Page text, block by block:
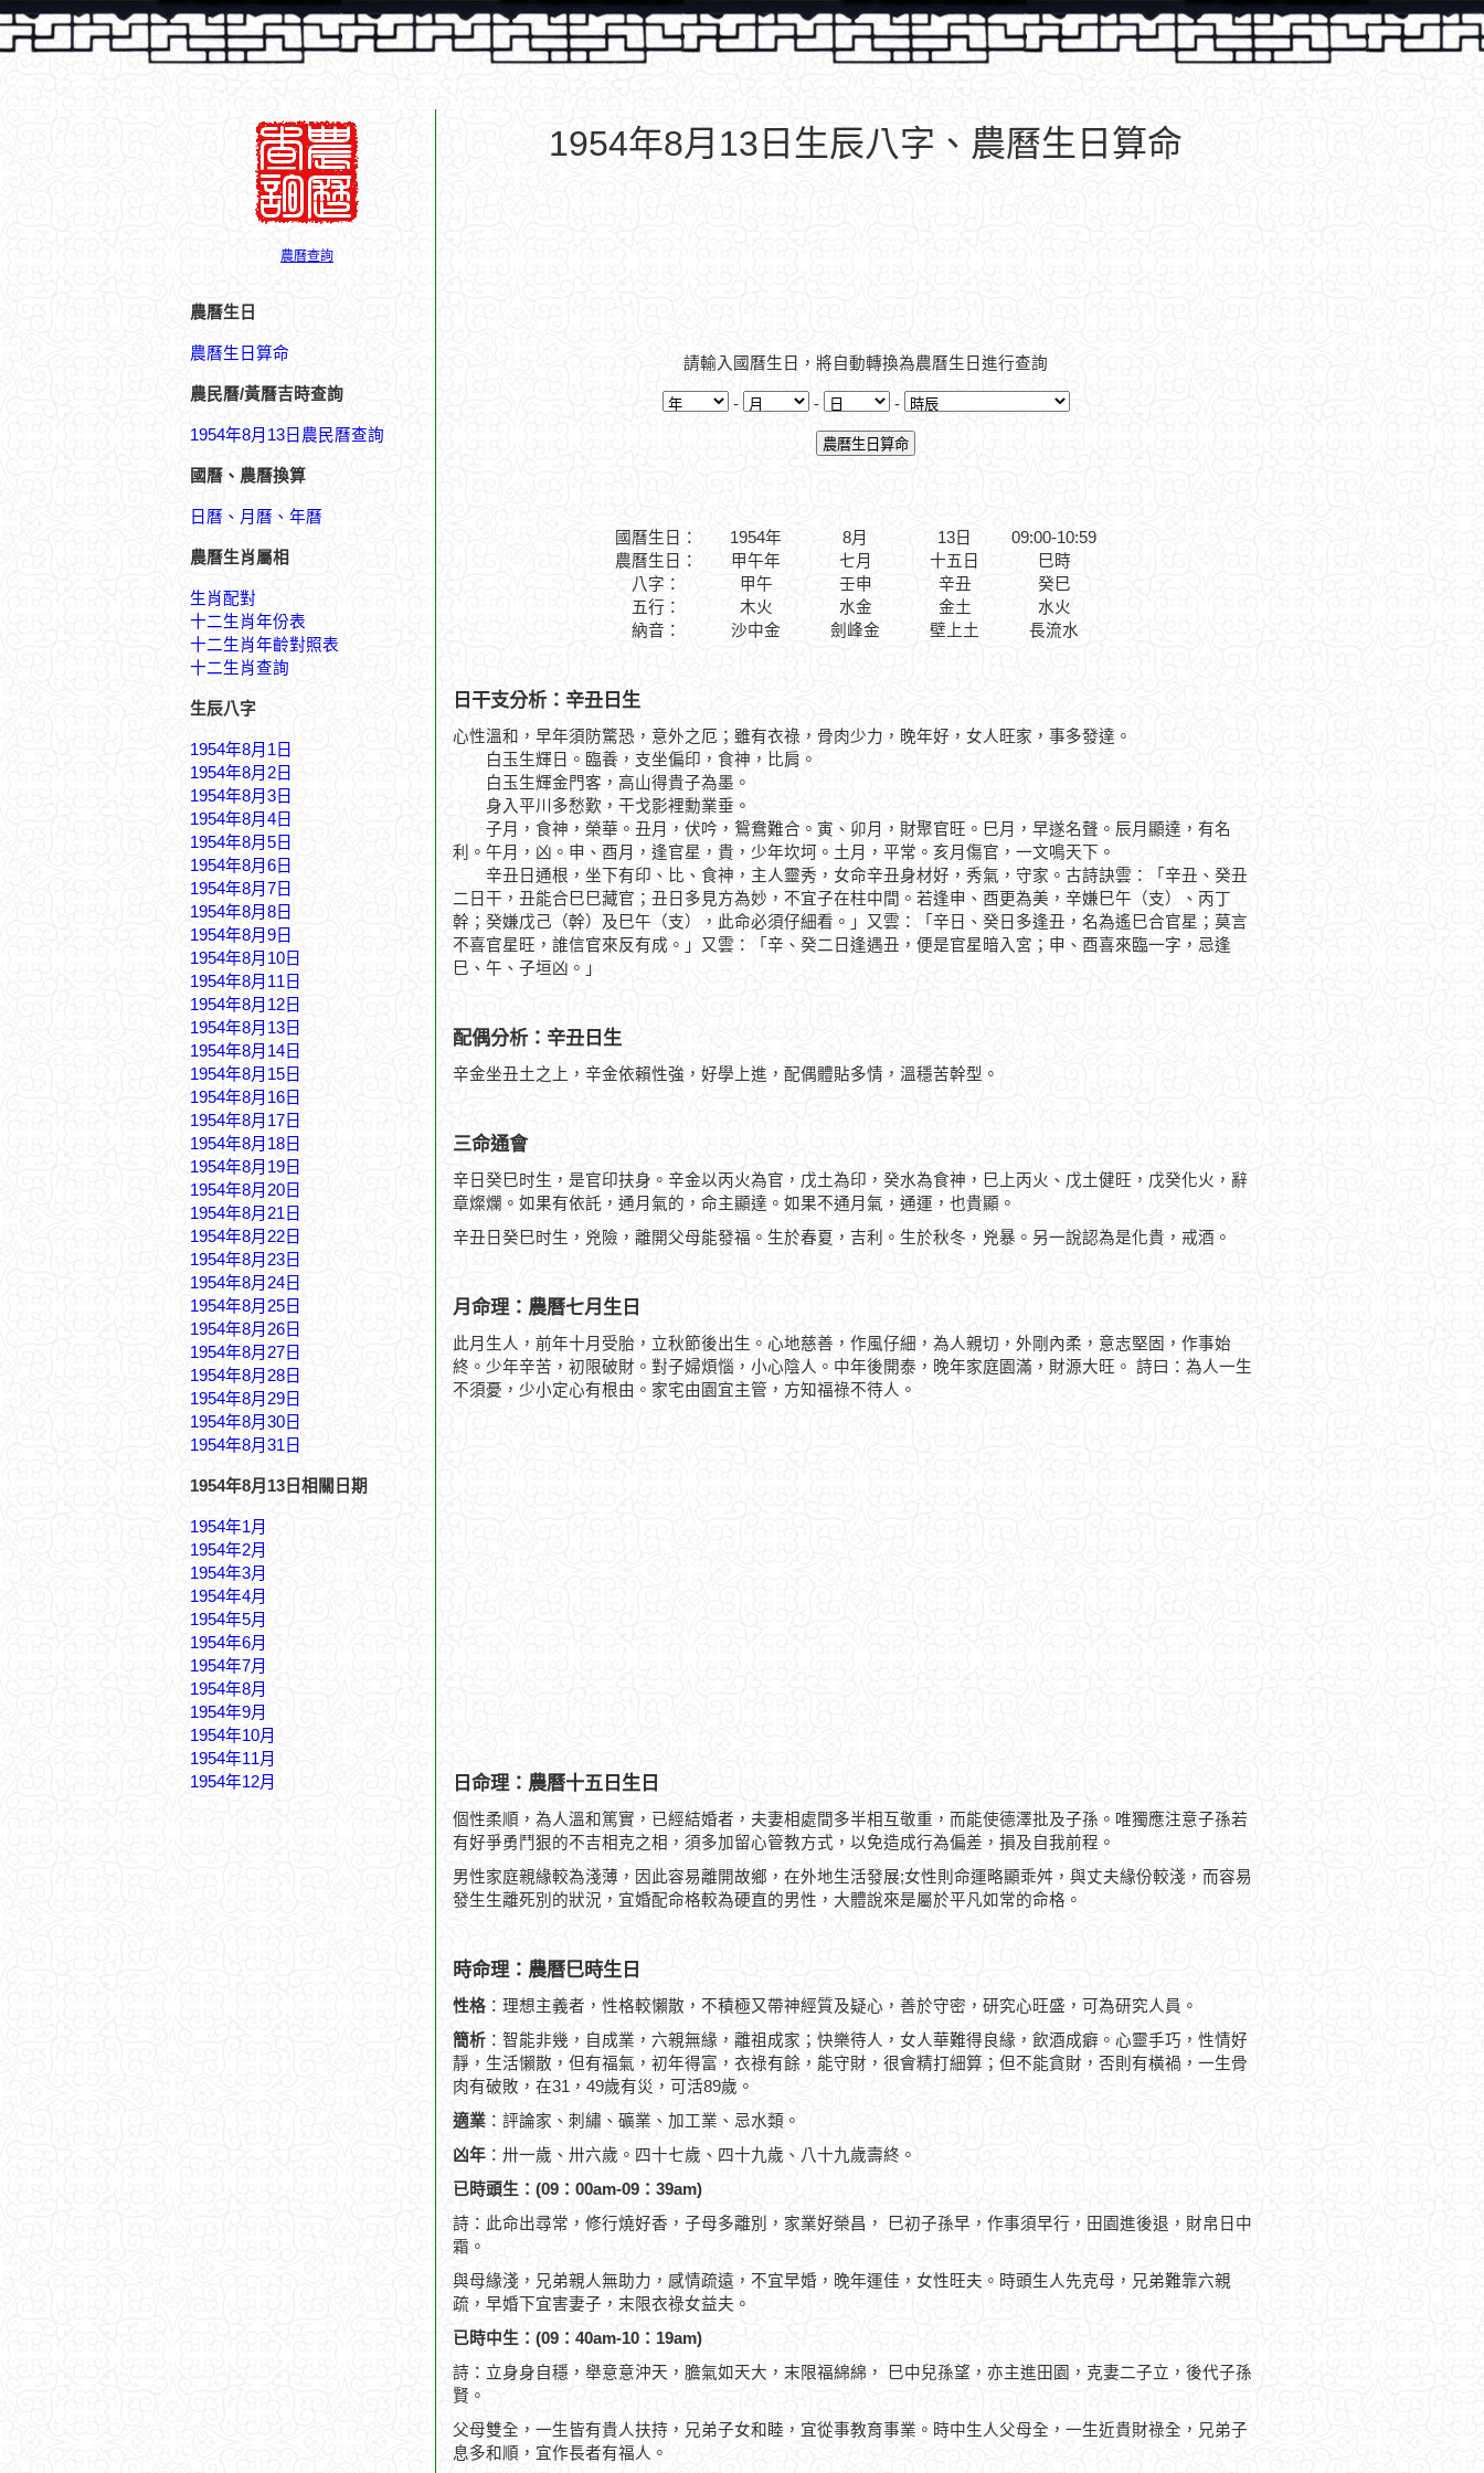
農曆查詢
農曆生日
農曆生日算命
農民曆/黃曆吉時查詢
1954年8月13日農民曆查詢
國曆、農曆換算
日曆、月曆、年曆
農曆生肖屬相
生肖配對
十二生肖年份表
十二生肖年齡對照表
十二生肖查詢
生辰八字
1954年8月1日
1954年8月2日
1954年8月3日
1954年8月4日
1954年8月5日
1954年8月6日
1954年8月7日
1954年8月8日
1954年8月9日
1954年8月10日
1954年8月11日
1954年8月12日
1954年8月13日
1954年8月14日
1954年8月15日
1954年8月16日
1954年8月17日
1954年8月18日
1954年8月19日
1954年8月20日
1954年8月21日
1954年8月22日
1954年8月23日
1954年8月24日
1954年8月25日
1954年8月26日
1954年8月27日
1954年8月28日
1954年8月29日
1954年8月30日
1954年8月31日
1954年8月13日相關日期
1954年1月
1954年2月
1954年3月
1954年4月
1954年5月
1954年6月
1954年7月
1954年8月
1954年9月
1954年10月
1954年11月
1954年12月
1954年8月13日生辰八字、農曆生日算命
請輸入國曆生日，將自動轉換為農曆生日進行查詢
- - -
國曆生日： 1954年 8月 13日
09:00-10:59
農曆生日：
甲午年 七月 十五日
巳時
八字：
甲午 壬申 辛丑
癸巳
五行：
納音：
木火
沙中金
水金
劍峰金
金土
壁上土
水火
長流水
日干支分析：辛丑日生
心性溫和，早年須防驚恐，意外之厄；雖有衣祿，骨肉少力，晚年好，女人旺家，事多發達。
白玉生輝日。臨養，支坐偏印，食神，比肩。
白玉生輝金門客，高山得貴子為墨。
身入平川多愁歎，干戈影裡勳業垂。
子月，食神，榮華。丑月，伏吟，鴛鴦難合。寅、卯月，財聚官旺。巳月，早遂名聲。辰月顯達，有名
利。午月，凶。申、酉月，逢官星，貴，少年坎坷。土月，平常。亥月傷官，一文鳴天下。
辛丑日通根，坐下有印、比、食神，主人靈秀，女命辛丑身材好，秀氣，守家。古詩訣雲：「辛丑、癸丑
二日干，丑能合巳巳藏官；丑日多見方為妙，不宜子在柱中間。若逢申、酉更為美，辛嫌巳午（支）、丙丁
幹；癸嫌戊己（幹）及巳午（支），此命必須仔細看。」又雲：「辛日、癸日多逢丑，名為遙巳合官星；莫言
不喜官星旺，誰信官來反有成。」又雲：「辛、癸二日逢遇丑，便是官星暗入宮；申、酉喜來臨一字，忌逢
巳、午、子垣凶。」
配偶分析：辛丑日生
辛金坐丑土之上，辛金依賴性強，好學上進，配偶體貼多情，溫穩苦幹型。
三命通會
辛日癸巳时生，是官印扶身。辛金以丙火為官，戊土為印，癸水為食神，巳上丙火、戊土健旺，戊癸化火，辭
章燦爛。如果有依託，通月氣的，命主顯達。如果不通月氣，通運，也貴顯。
辛丑日癸巳时生，兇險，離開父母能發福。生於春夏，吉利。生於秋冬，兇暴。另一說認為是化貴，戒酒。
月命理：農曆七月生日
此月生人，前年十月受胎，立秋節後出生。心地慈善，作風仔細，為人親切，外剛內柔，意志堅固，作事始
終。少年辛苦，初限破財。對子婦煩惱，小心陰人。中年後開泰，晚年家庭園滿，財源大旺。 詩曰：為人一生
不須憂，少小定心有根由。家宅由園宜主管，方知福祿不待人。
日命理：農曆十五日生日
個性柔順，為人溫和篤實，已經結婚者，夫妻相處間多半相互敬重，而能使德澤批及子孫。唯獨應注意子孫若
有好爭勇鬥狠的不吉相克之相，須多加留心管教方式，以免造成行為偏差，損及自我前程。
男性家庭親緣較為淺薄，因此容易離開故鄉，在外地生活發展;女性則命運略顯乖舛，與丈夫緣份較淺，而容易
發生生離死別的狀況，宜婚配命格較為硬直的男性，大體說來是屬於平凡如常的命格。
時命理：農曆巳時生日
性格 ：理想主義者，性格較懶散，不積極又帶神經質及疑心，善於守密，研究心旺盛，可為研究人員。
簡析 ：智能非幾，自成業，六親無緣，離祖成家；快樂待人，女人華難得良緣，飲酒成癖。心靈手巧，性情好
靜，生活懶散，但有福氣，初年得富，衣祿有餘，能守財，很會精打細算；但不能貪財，否則有橫禍，一生骨
肉有破敗，在31，49歲有災，可活89歲。
適業 ：評論家、刺繡、礦業、加工業、忌水類。
凶年 ：卅一歲、卅六歲。四十七歲、四十九歲、八十九歲壽終。
已時頭生：(09：00am-09：39am)
詩：此命出尋常，修行燒好香，子母多離別，家業好榮昌， 巳初子孫早，作事須早行，田園進後退，財帛日中
霜。
與母緣淺，兄弟親人無助力，感情疏遠，不宜早婚，晚年運佳，女性旺夫。時頭生人先克母，兄弟難靠六親
疏，早婚下宜害妻子，末限衣祿女益夫。
已時中生：(09：40am-10：19am)
詩：立身身自穩，舉意意沖天，膽氣如天大，末限福綿綿， 巳中兒孫望，亦主進田園，克妻二子立，後代子孫
賢。
父母雙全，一生皆有貴人扶持，兄弟子女和睦，宜從事教育事業。時中生人父母全，一生近貴財祿全，兄弟子
息多和順，宜作長者有福人。